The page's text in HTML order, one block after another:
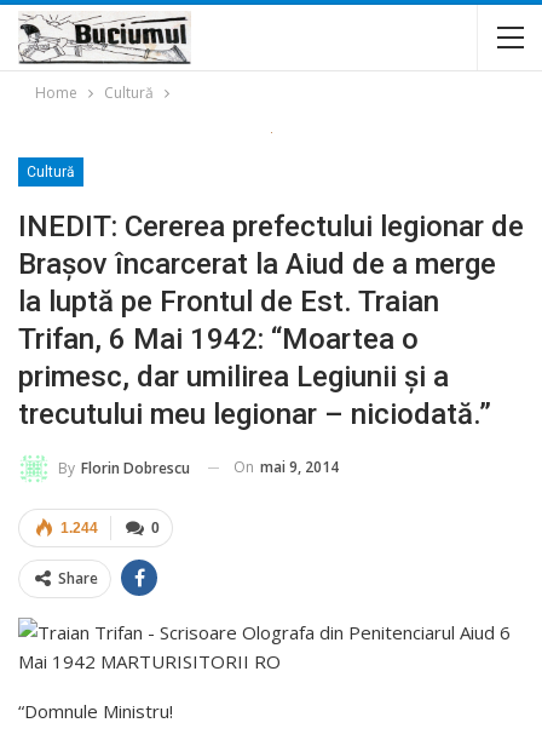
Home Cultură
Cultură
INEDIT: Cererea prefectului legionar de
Braşov încarcerat la Aiud de a merge
la luptă pe Frontul de Est. Traian
Trifan, 6 Mai 1942: “Moartea o
primesc, dar umilirea Legiunii și a
trecutului meu legionar – niciodată.”
By Florin Dobrescu On mai 9, 2014
0
1.244
Share
“Domnule Ministru!